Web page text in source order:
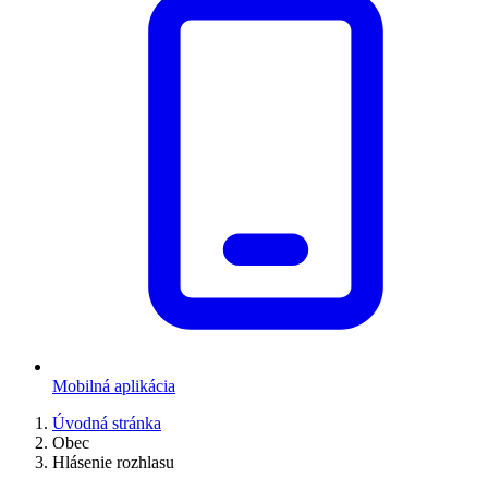
Mobilná aplikácia
Úvodná stránka
Obec
Hlásenie rozhlasu